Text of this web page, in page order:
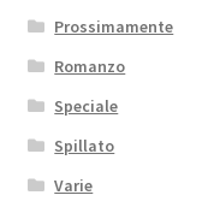
Prossimamente
Romanzo
Speciale
Spillato
Varie